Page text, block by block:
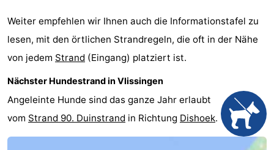
Weiter empfehlen wir Ihnen auch die Informationstafel zu
lesen, mit den örtlichen Strandregeln, die oft in der Nähe
von jedem Strand (Eingang) platziert ist.
Nächster Hundestrand in Vlissingen
Angeleinte Hunde sind das ganze Jahr erlaubt
vom Strand 90. Duinstrand in Richtung Dishoek.